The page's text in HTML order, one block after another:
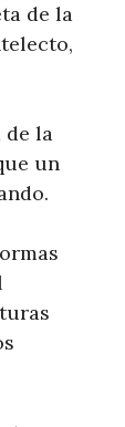
de la
de la
un